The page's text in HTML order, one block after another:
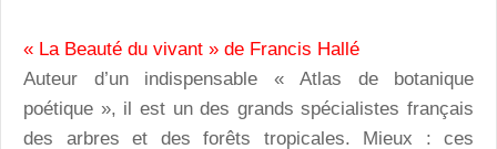
« La Beauté du vivant » de Francis Hallé
Auteur d’un indispensable « Atlas de botanique
poétique », il est un des grands spécialistes français
des arbres et des forêts tropicales. Mieux : ces